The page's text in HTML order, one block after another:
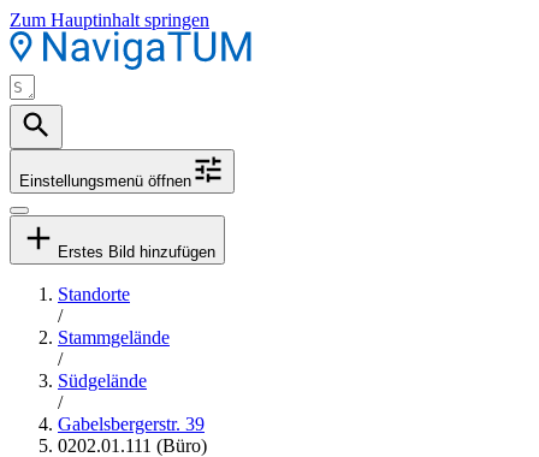
Zum Hauptinhalt springen
Einstellungsmenü öffnen
Erstes Bild hinzufügen
Standorte
/
Stammgelände
/
Südgelände
/
Gabelsbergerstr. 39
0202.01.111 (Büro)